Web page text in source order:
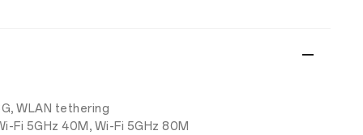
WLAN tethering
Fi 5GHz 40M, Wi-Fi 5GHz 80M